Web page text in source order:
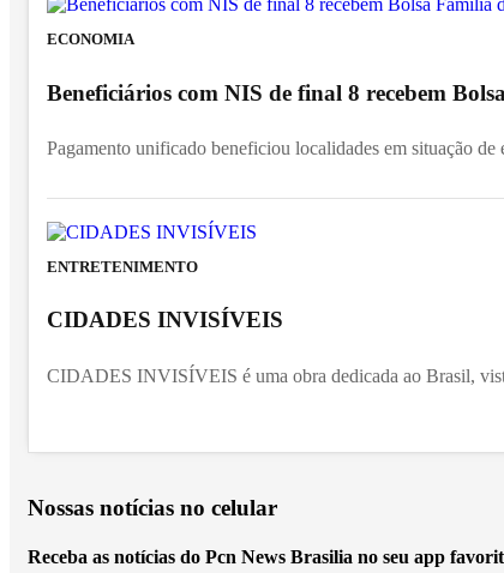
ECONOMIA
Beneficiários com NIS de final 8 recebem
Pagamento unificado beneficiou localidades em situação de
ENTRETENIMENTO
CIDADES INVISÍVEIS
CIDADES INVISÍVEIS é uma obra dedicada ao Brasil,
Nossas notícias no celular
Receba as notícias do Pcn News Brasilia no seu app